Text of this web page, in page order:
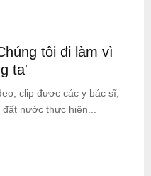
tôi đi làm vì
ta'
clip đươc các y bác sĩ,
nước thực hiện...